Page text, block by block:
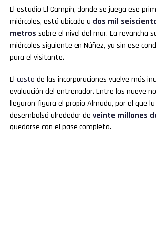
El estadio El Campín, donde se juega ese
miércoles, está ubicado a dos mil
metros sobre el nivel del mar. La revancha
miércoles siguiente en Núñez, ya sin ese
para el visitante.
El costo de las incorporaciones vuelve más
evaluación del entrenador. Entre los nueve
llegaron figura el propio Almada, por el que la
desembolsó alrededor de veinte millones
quedarse con el pase completo.